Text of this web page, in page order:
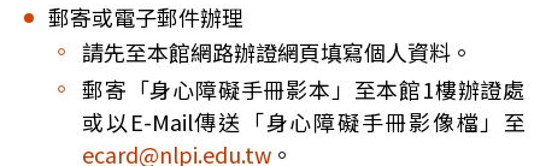
郵寄或電子郵件辦理
請先至本館網路辦證網頁填寫個人資料。
郵寄「身心障礙手冊影本」至本館1樓辦證處
或以E-Mail傳送「身心障礙手冊影像檔」至
ecard@nlpi.edu.tw 。